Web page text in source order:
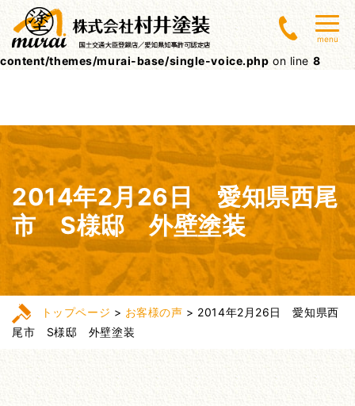
Warning: Undefined array key 0 in
/home/lctxs37/muraitoso.jp/public_html/wpcms/wp-
content/themes/murai-base/single-voice.php on line 8
menu
2014年2月26日 愛知県西尾
市 S様邸 外壁塗装
トップページ > お客様の声 > 2014年2月26日 愛知県西
尾市 S様邸 外壁塗装